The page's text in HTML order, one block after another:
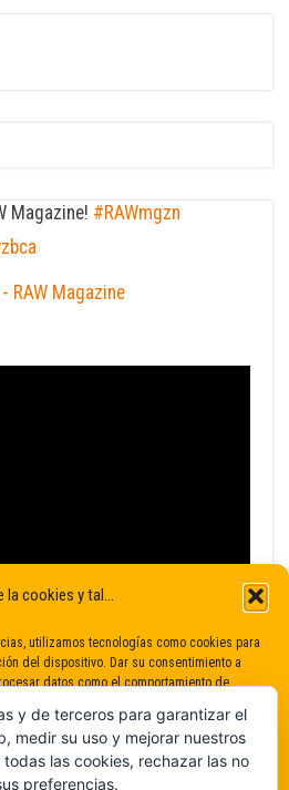
la cookies y tal...
utilizamos tecnologías como cookies para
del dispositivo. Dar su consentimiento a
datos como el comportamiento de
a determinadas características y
Magazine! #RAWmgzn
Magazine
y de terceros para garantizar el
medir su uso y mejorar nuestros
las cookies, rechazar las no
preferencias.